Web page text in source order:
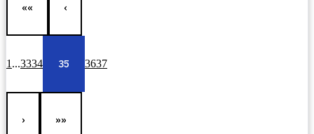
«« ‹
1 ...3334 35 3637
› »»